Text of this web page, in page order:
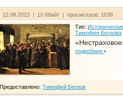
12.08.2022 | 10 Кбайт | просмотров: 1038
Тип:
Тимофея Бегрова
подробнее
Предоставлено: Тимофей Бегров